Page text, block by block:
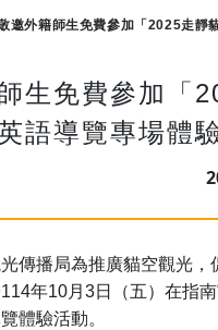
邀外籍師生免費參加「2025走靜
生免費參加「
語導覽專場體
傳播局為推廣貓空觀光，
4年10月3日（五）在指
體驗活動。